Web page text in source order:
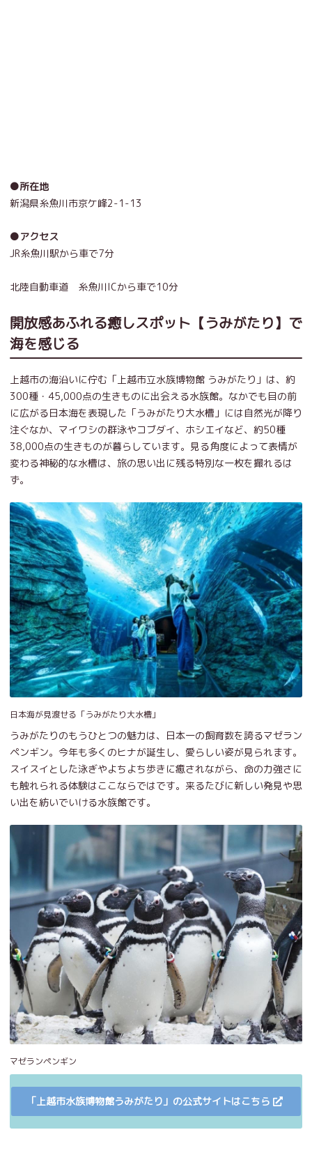
●所在地
新潟県糸魚川市京ケ峰2-1-13
●アクセス
JR糸魚川駅から車で7分
北陸自動車道 糸魚川ICから車で10分
開放感あふれる癒しスポット【うみがたり】で
海を感じる
上越市の海沿いに佇む「上越市立水族博物館 うみがたり」は、約
300種・45,000点の生きものに出会える水族館。なかでも目の前
に広がる日本海を表現した「うみがたり大水槽」には自然光が降り
注ぐなか、マイワシの群泳やコブダイ、ホシエイなど、約50種
38,000点の生きものが暮らしています。見る角度によって表情が
変わる神秘的な水槽は、旅の思い出に残る特別な一枚を撮れるは
ず。
日本海が見渡せる「うみがたり大水槽」
うみがたりのもうひとつの魅力は、日本一の飼育数を誇るマゼラン
ペンギン。今年も多くのヒナが誕生し、愛らしい姿が見られます。
スイスイとした泳ぎやよちよち歩きに癒されながら、命の力強さに
も触れられる体験はここならではです。来るたびに新しい発見や思
い出を紡いでいける水族館です。
マゼランペンギン
「上越市水族博物館うみがたり」の公式サイトはこちら